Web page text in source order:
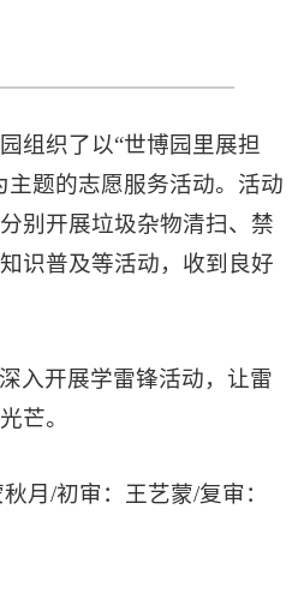
组织了以“世博园里展担
主题的志愿服务活动。活动
别开展垃圾杂物清扫、禁
识普及等活动，收到良好
入开展学雷锋活动，让雷
芒。
月/初审：王艺蒙/复审：